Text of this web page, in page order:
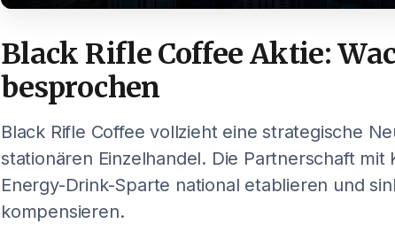
Black Rifle Coffee Aktie:
besprochen
Black Rifle Coffee vollzieht eine strategische
stationären Einzelhandel. Die Partnerschaft mit
Energy-Drink-Sparte national etablieren und
kompensieren.